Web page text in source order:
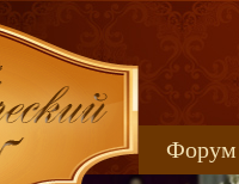
Форум